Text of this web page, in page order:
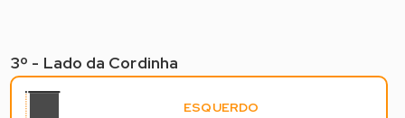
3º - Lado do Comando
3º - Lado da Cordinha
ESQUERDO